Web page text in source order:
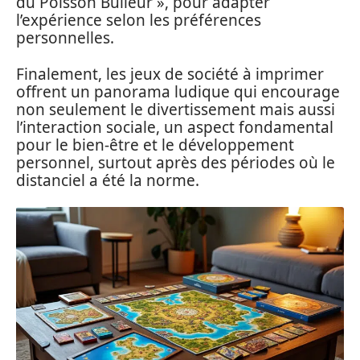
l’expérience selon les préférences
personnelles.
Finalement, les jeux de société à imprimer
offrent un panorama ludique qui encourage
non seulement le divertissement mais aussi
l’interaction sociale, un aspect fondamental
pour le bien-être et le développement
personnel, surtout après des périodes où le
distanciel a été la norme.